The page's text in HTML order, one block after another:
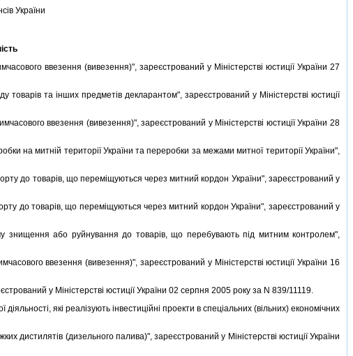
України
ввезення (вивезення)", зареєстрований у Мiнiстерствi юстицiї України 27
товарiв та iнших предметiв декларантом", зареєстрований у Мiнiстерствi юстицiї
ввезення (вивезення)", зареєстрований у Мiнiстерствi юстицiї України 28
на митнiй територiї України та переробки за межами митної територiї України",
до товарiв, що перемiщуються через митний кордон України", зареєстрований у
до товарiв, що перемiщуються через митний кордон України", зареєстрований у
знищення або руйнування до товарiв, що перебувають пiд митним контролем",
ввезення (вивезення)", зареєстрований у Мiнiстерствi юстицiї України 16
у Мiнiстерствi юстицiї України 02 серпня 2005 року за N 839/11119.
якi реалiзують iнвестицiйнi проекти в спецiальних (вiльних) економiчних
дистилятiв (дизельного палива)", зареєстрований у Мiнiстерствi юстицiї України